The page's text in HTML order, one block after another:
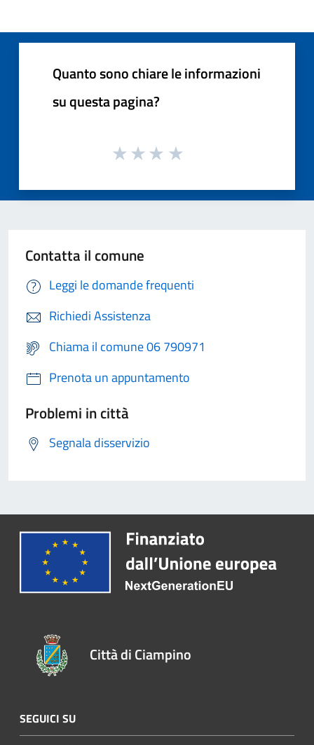
Quanto sono chiare le informazioni
su questa pagina?
Contatta il comune
Leggi le domande frequenti
Richiedi Assistenza
Chiama il comune 06 790971
Prenota un appuntamento
Problemi in città
Segnala disservizio
Città di Ciampino
SEGUICI SU